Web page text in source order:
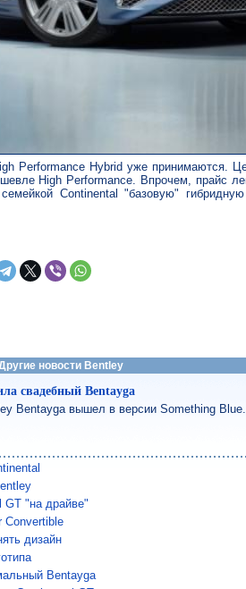
Performance Hybrid уже принимаются.
High Performance. Впрочем, прайс
Continental "базовую"
новости Bentley
свадебный Bentayga
Bentayga вышел в версии Something
GT "на драйве"
Convertible
дизайн
Bentayga